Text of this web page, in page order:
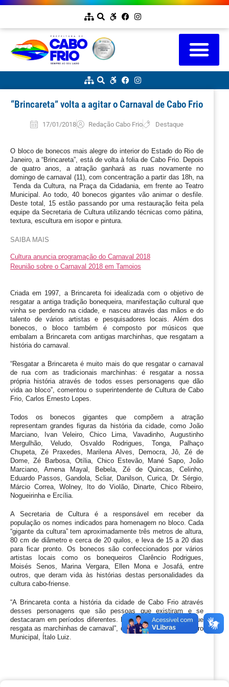
“Brincareta” volta a agitar o Carnaval de Cabo Frio
17/01/2018 Redação Cabo Frio Destaque
O bloco de bonecos mais alegre do interior do Estado do Rio de
Janeiro, a “Brincareta”, está de volta à folia de Cabo Frio. Depois
de quatro anos, a atração ganhará as ruas novamente no
domingo de carnaval (11), com concentração a partir das 18h, na
Tenda da Cultura, na Praça da Cidadania, em frente ao Teatro
Municipal. Ao todo, 40 bonecos gigantes vão animar o desfile.
Deste total, 15 estão passando por uma restauração feita pela
equipe da Secretaria de Cultura utilizando técnicas como pátina,
textura, escultura em isopor e pintura.
SAIBA MAIS
Cultura anuncia programação do Carnaval 2018
Reunião sobre o Carnaval 2018 em Tamoios
Criada em 1997, a Brincareta foi idealizada com o objetivo de
resgatar a antiga tradição bonequeira, manifestação cultural que
vinha se perdendo na cidade, e nasceu através das mãos e do
talento de vários artistas e pesquisadores locais. Além dos
bonecos, o bloco também é composto por músicos que
embalam a Brincareta com antigas marchinhas, que resgatam a
história do carnaval.
“Resgatar a Brincareta é muito mais do que resgatar o carnaval
de rua com as tradicionais marchinhas: é resgatar a nossa
própria história através de todos esses personagens que dão
vida ao bloco”, comentou o superintendente de Cultura de Cabo
Frio, Carlos Ernesto Lopes.
Todos os bonecos gigantes que compõem a atração
representam grandes figuras da história da cidade, como João
Marciano, Ivan Veleiro, Chico Lima, Vavadinho, Augustinho
Mergulhão, Veludo, Osvaldo Rodrigues, Tonga, Palhaço
Chupeta, Zé Praxedes, Marilena Alves, Democra, Jô, Zé de
Dome, Zé Barbosa, Otília, Chico Estevão, Mané Sapo, João
Marciano, Amena Mayal, Bebela, Zé de Quincas, Celinho,
Eduardo Passos, Gandola, Scliar, Danilson, Curica, Dr. Sérgio,
Márcio Correa, Wolney, Ito do Violão, Dinarte, Chico Ribeiro,
Nogueirinha e Ercília.
A Secretaria de Cultura é a responsável em receber da
população os nomes indicados para homenagem no bloco. Cada
“gigante da cultura” tem aproximadamente três metros de altura,
80 cm de diâmetro e cerca de 20 quilos, e leva de 15 a 20 dias
para ficar pronto. Os bonecos são confeccionados por vários
artistas locais como os bonequeiros Clarêncio Rodrigues,
Moisés Senos, Marina Vergara, Ellen Mona e Josafá, entre
outros, que deram vida às histórias destas personalidades da
cultura cabo-friense.
“A Brincareta conta a história da cidade de Cabo Frio através
desses personagens que são pessoas que existiram e se
destacaram em períodos diferentes. É o carnaval da família que
resgata as marchinhas de carnaval”, destacou a diretor do Teatro
Municipal, Ítalo Luiz.